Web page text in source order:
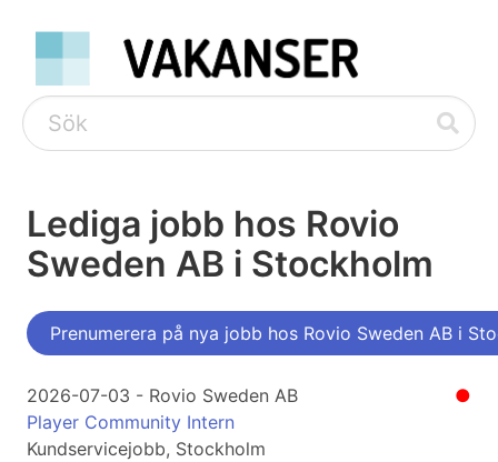
Lediga jobb hos Rovio
Sweden AB i Stockholm
Prenumerera på nya jobb hos Rovio Sweden AB i
●
2026-07-03 - Rovio Sweden AB
Player Community Intern
Kundservicejobb, Stockholm